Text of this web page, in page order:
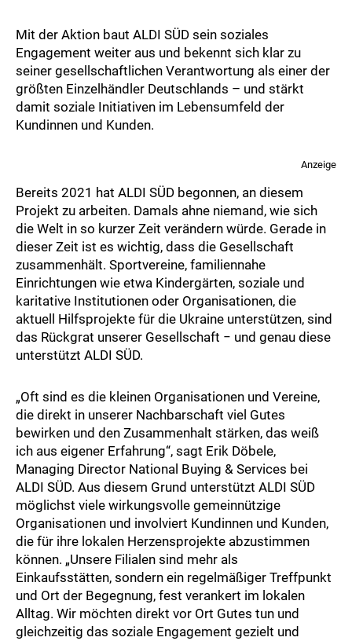
Mit der Aktion baut ALDI SÜD sein soziales
Engagement weiter aus und bekennt sich klar zu
seiner gesellschaftlichen Verantwortung als einer der
größten Einzelhändler Deutschlands – und stärkt
damit soziale Initiativen im Lebensumfeld der
Kundinnen und Kunden.
Anzeige
Bereits 2021 hat ALDI SÜD begonnen, an diesem
Projekt zu arbeiten. Damals ahne niemand, wie sich
die Welt in so kurzer Zeit verändern würde. Gerade in
dieser Zeit ist es wichtig, dass die Gesellschaft
zusammenhält. Sportvereine, familiennahe
Einrichtungen wie etwa Kindergärten, soziale und
karitative Institutionen oder Organisationen, die
aktuell Hilfsprojekte für die Ukraine unterstützen, sind
das Rückgrat unserer Gesellschaft − und genau diese
unterstützt ALDI SÜD.
„Oft sind es die kleinen Organisationen und Vereine,
die direkt in unserer Nachbarschaft viel Gutes
bewirken und den Zusammenhalt stärken, das weiß
ich aus eigener Erfahrung“, sagt Erik Döbele,
Managing Director National Buying & Services bei
ALDI SÜD. Aus diesem Grund unterstützt ALDI SÜD
möglichst viele wirkungsvolle gemeinnützige
Organisationen und involviert Kundinnen und Kunden,
die für ihre lokalen Herzensprojekte abzustimmen
können. „Unsere Filialen sind mehr als
Einkaufsstätten, sondern ein regelmäßiger Treffpunkt
und Ort der Begegnung, fest verankert im lokalen
Alltag. Wir möchten direkt vor Ort Gutes tun und
gleichzeitig das soziale Engagement gezielt und